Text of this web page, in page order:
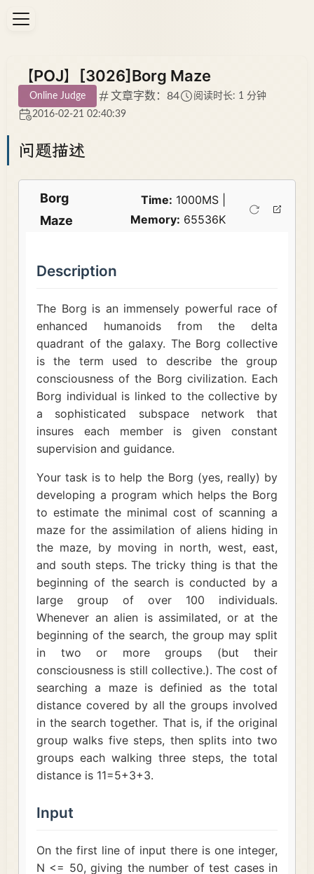
【POJ】[3026]Borg Maze
Online Judge 文章字数：84
阅读时长: 1 分钟
2016-02-21 02:40:39
问题描述
Borg
Maze
Time: 1000MS |
Memory: 65536K